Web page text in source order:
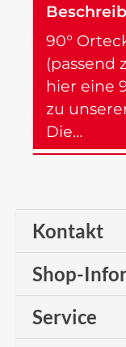
90°
(passend
hier eine
zu
Die…
Kontakt
Shop-
Service